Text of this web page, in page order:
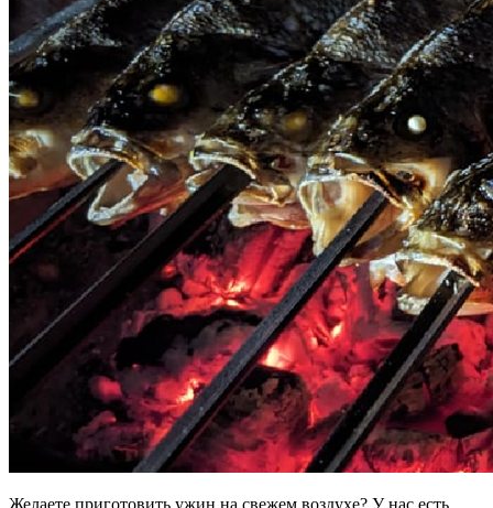
Желаете приготовить ужин на свежем воздухе? У нас есть